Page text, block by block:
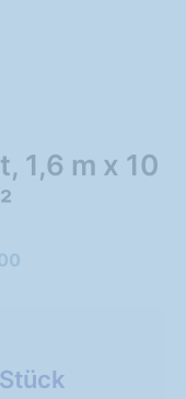
1,6 m x 10